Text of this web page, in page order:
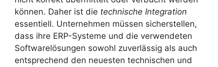
können. Daher ist die technische Integration
essentiell. Unternehmen müssen sicherstellen,
dass ihre ERP-Systeme und die verwendeten
Softwarelösungen sowohl zuverlässig als auch
entsprechend den neuesten technischen und